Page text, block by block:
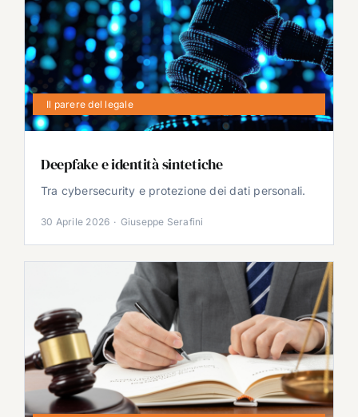
Il parere del legale
Deepfake e identità sintetiche
Tra cybersecurity e protezione dei dati personali.
30 Aprile 2026 · Giuseppe Serafini